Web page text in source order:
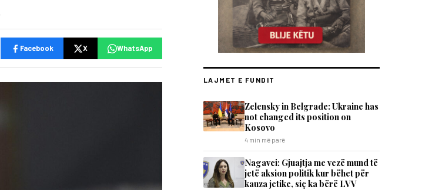
Facebook X WhatsApp
LAJMET E FUNDIT
Zelensky in Belgrade: Ukraine has
not changed its position on
Kosovo
4 min më parë
Nagavci: Gjuajtja me vezë mund të
jetë aksion politik kur bëhet për
kauza jetike, siç ka bërë LVV